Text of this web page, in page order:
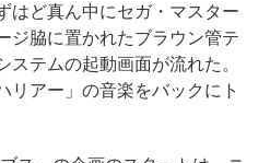
ど真ん中にセガ・マスター
ジ脇に置かれたブラウン管テ
ステムの起動画面が流れた。
リアー」の音楽をバックにト